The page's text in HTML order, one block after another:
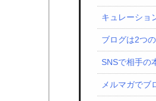
キュレーショ
ブログは2つ
SNSで相手の
メルマガでブ